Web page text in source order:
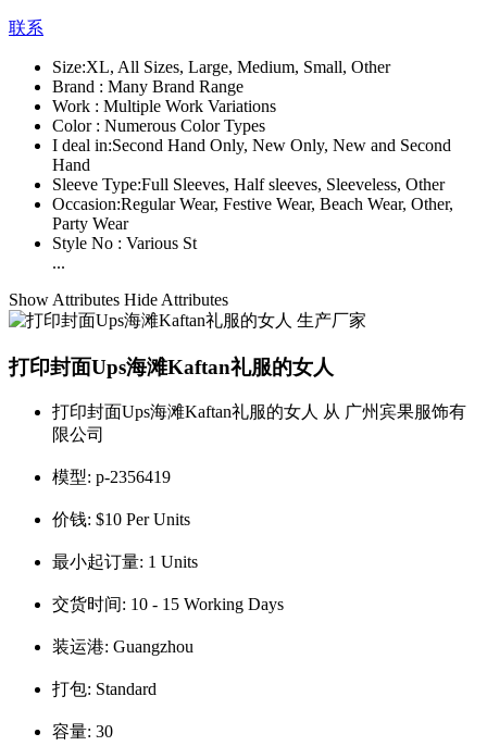
联系
Size:XL, All Sizes, Large, Medium, Small, Other
Brand : Many Brand Range
Work : Multiple Work Variations
Color : Numerous Color Types
I deal in:Second Hand Only, New Only, New and Second
Hand
Sleeve Type:Full Sleeves, Half sleeves, Sleeveless, Other
Occasion:Regular Wear, Festive Wear, Beach Wear, Other,
Party Wear
Style No : Various St
...
Show Attributes Hide Attributes
打印封面Ups海滩Kaftan礼服的女人
打印封面Ups海滩Kaftan礼服的女人 从 广州宾果服饰有
限公司
模型: p-2356419
价钱: $10 Per Units
最小起订量: 1 Units
交货时间: 10 - 15 Working Days
装运港: Guangzhou
打包: Standard
容量: 30